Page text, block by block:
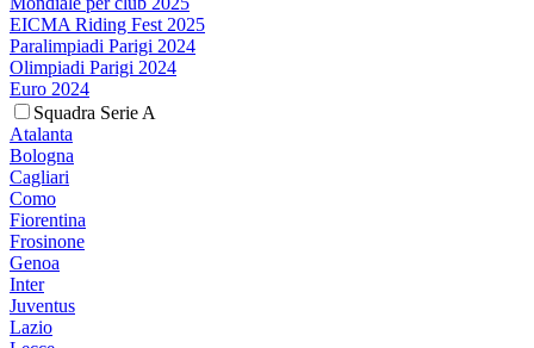
EICMA Riding Fest 2025
Paralimpiadi Parigi 2024
Olimpiadi Parigi 2024
Euro 2024
Squadra Serie A
Atalanta
Bologna
Cagliari
Como
Fiorentina
Frosinone
Genoa
Inter
Juventus
Lazio